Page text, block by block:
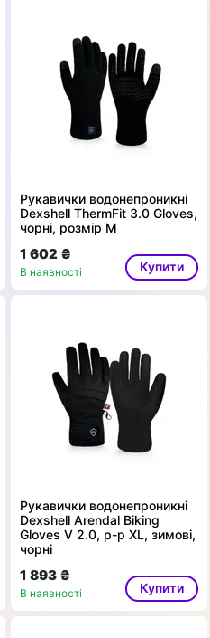
Рукавички водонепроникні
Dexshell ThermFit 3.0 Gloves,
чорні, розмір M
1 602 ₴
В наявності Купити
Рукавички водонепроникні
Dexshell Arendal Biking
Gloves V 2.0, p-p XL, зимові,
чорні
1 893 ₴
В наявності Купити